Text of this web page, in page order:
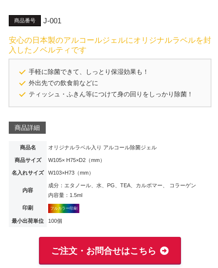
商品番号 J-001
安心の日本製のアルコールジェルにオリジナルラベルを封
入したノベルティです
手軽に除菌できて、しっとり保湿効果も！
外出先での飲食前などに
ティッシュ・ふきん等につけて身の回りをしっかり除菌！
商品詳細
商品名 オリジナルラベル入り アルコール除菌ジェル
商品サイズ W105× H75×D2（mm）
名入れサイズ W103×H73（mm）
内容
成分：エタノール、水、PG、TEA、カルボマー、 コラーゲン
内容量：1.5ml
印刷 フルカラー印刷
最小出荷単位 100個
ご注文・お問合せはこちら